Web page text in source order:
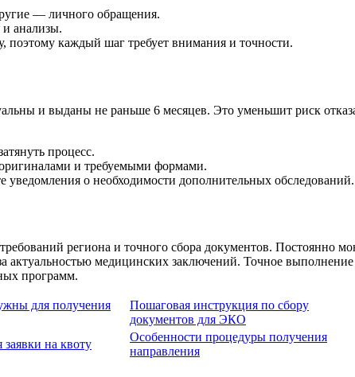
— личного обращения.
и анализы.
поэтому каждый шаг требует внимания и точности.
и выданы не раньше 6 месяцев. Это уменьшит риск
процесс.
и требуемыми формами.
о необходимости дополнительных обследований.
региона и точного сбора документов. Постоянно
актуальностью медицинских заключений. Точное
программ.
для получения
Пошаговая инструкция по сбору
документов для ЭКО
на квоту
Особенности процедуры получения
направления